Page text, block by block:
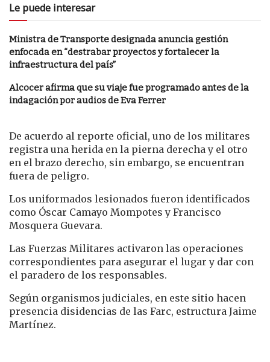
Le puede interesar
Ministra de Transporte designada anuncia gestión
enfocada en “destrabar proyectos y fortalecer la
infraestructura del país”
Alcocer afirma que su viaje fue programado antes de la
indagación por audios de Eva Ferrer
De acuerdo al reporte oficial, uno de los militares
registra una herida en la pierna derecha y el otro
en el brazo derecho, sin embargo, se encuentran
fuera de peligro.
Los uniformados lesionados fueron identificados
como Óscar Camayo Mompotes y Francisco
Mosquera Guevara.
Las Fuerzas Militares activaron las operaciones
correspondientes para asegurar el lugar y dar con
el paradero de los responsables.
Según organismos judiciales, en este sitio hacen
presencia disidencias de las Farc, estructura Jaime
Martínez.